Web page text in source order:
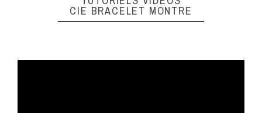
CIE BRACELET MONTRE